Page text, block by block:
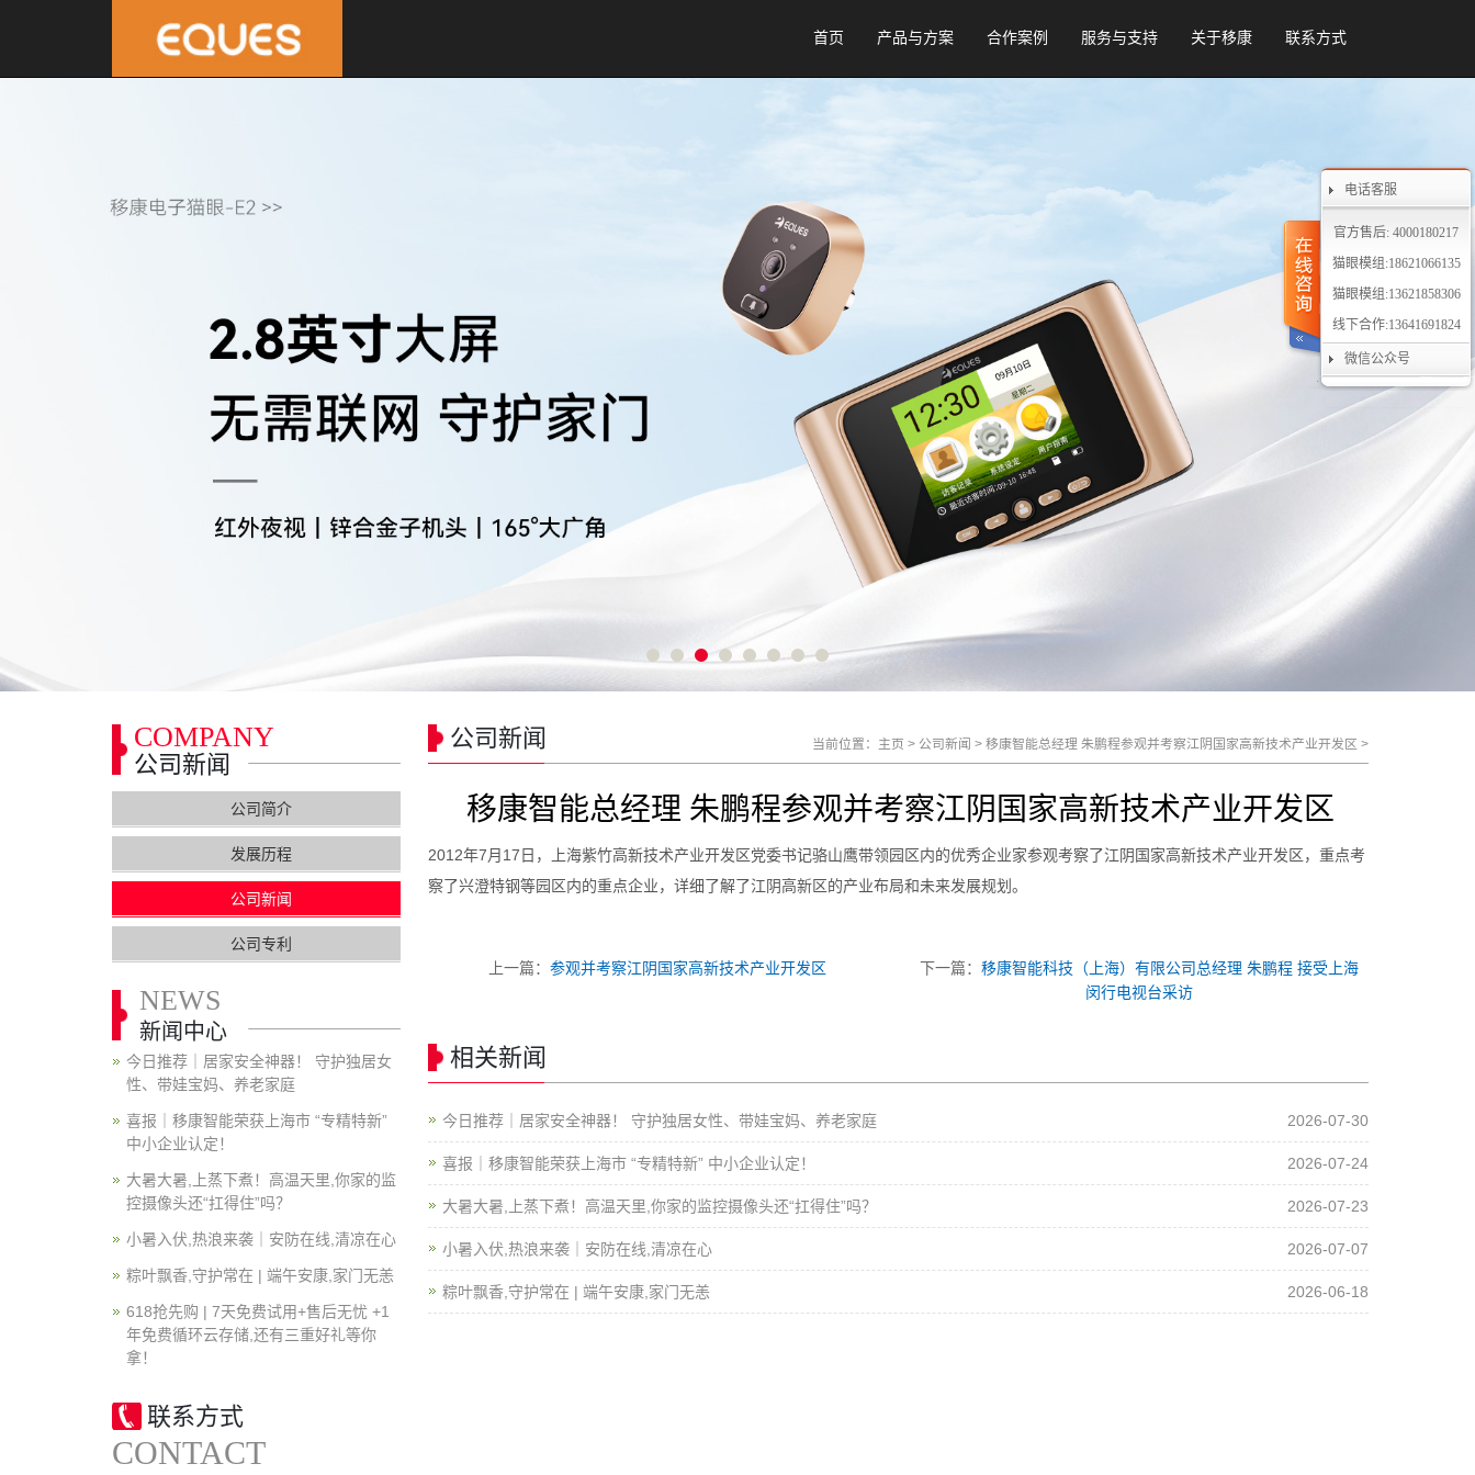
电话客服
官方售后: 4000180217
猫眼模组:18621066135
猫眼模组:13621858306
线下合作:13641691824
微信公众号
首页 产品与方案 合作案例 服务与支持 关于移康 联系方式
公司新闻 当前位置： 主页 > 公司新闻 > 移康智能总经理 朱鹏程参观并考察江阴国家高新技术产业开发区 >
移康智能总经理 朱鹏程参观并考察江阴国家高新技术产业开发区
2012年7月 17 日，上海紫竹高新技术产业开发区党委书记骆山鹰带领园区内的优秀企业家参观考察了江阴国家高新技术产业开发区，重点考
察了兴澄特钢等园区内的重点企业，详细了解了江阴高新区的产业布局和未来发展规划。
上一篇： 参观并考察江阴国家高新技术产业开发区 下一篇： 移康智能科技（上海）有限公司总经理 朱鹏程 接受上海
闵行电视台采访
相关新闻
今日推荐｜居家安全神器！ 守护独居女性、带娃宝妈、养老家庭 2026-07-30
喜报｜移康智能荣获上海市 “专精特新” 中小企业认定！ 2026-07-24
大暑大暑,上蒸下煮！高温天里,你家的监控摄像头还“扛得住”吗？ 2026-07-23
小暑入伏,热浪来袭｜安防在线,清凉在心 2026-07-07
粽叶飘香,守护常在 | 端午安康,家门无恙 2026-06-18
COMPANY
公司新闻
公司简介
发展历程
公司新闻
公司专利
NEWS
新闻中心
今日推荐｜居家安全神器！ 守护独居女
性、带娃宝妈、养老家庭
喜报｜移康智能荣获上海市 “专精特新”
中小企业认定！
大暑大暑,上蒸下煮！高温天里,你家的监
控摄像头还“扛得住”吗？
小暑入伏,热浪来袭｜安防在线,清凉在心
粽叶飘香,守护常在 | 端午安康,家门无恙
618抢先购 | 7天免费试用+售后无忧 +1
年免费循环云存储,还有三重好礼等你
拿！
联系方式
CONTACT